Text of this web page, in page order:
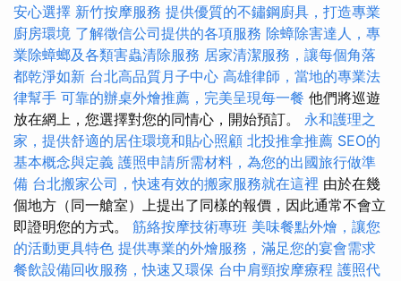
安心選擇 新竹按摩服務 提供優質的不鏽鋼廚具，打造專業
廚房環境 了解徵信公司提供的各項服務 除蟑除害達人，專
業除蟑螂及各類害蟲清除服務 居家清潔服務，讓每個角落
都乾淨如新 台北高品質月子中心 高雄律師，當地的專業法
律幫手 可靠的辦桌外燴推薦，完美呈現每一餐 他們將巡遊
放在網上，您選擇對您的同情心，開始預訂。 永和護理之
家，提供舒適的居住環境和貼心照顧 北投推拿推薦 SEO的
基本概念與定義 護照申請所需材料，為您的出國旅行做準
備 台北搬家公司，快速有效的搬家服務就在這裡 由於在幾
個地方（同一艙室）上提出了同樣的報價，因此通常不會立
即證明您的方式。 筋絡按摩技術專班 美味餐點外燴，讓您
的活動更具特色 提供專業的外燴服務，滿足您的宴會需求
餐飲設備回收服務，快速又環保 台中肩頸按摩療程 護照代